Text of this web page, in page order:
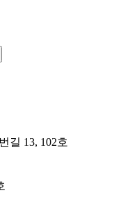
길 13, 102호